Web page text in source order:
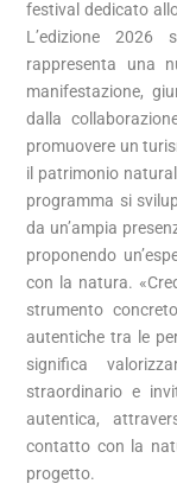
festival dedicato
L’edizione
rappresenta una
manifestazione,
dalla
promuovere un
il patrimonio
programma si
da un’ampia
proponendo
con la natura.
strumento
autentiche tra le
significa
straordinario e
autentica,
contatto con la
progetto.